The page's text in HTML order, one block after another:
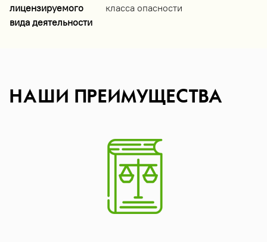
лицензируемого
вида деятельности
класса опасности
НАШИ ПРЕИМУЩЕСТВА